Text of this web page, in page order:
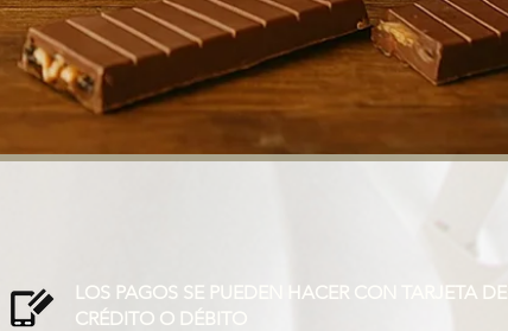
LOS PAGOS SE PUEDEN HACER CON TARJETA DE
CRÉDITO O DÉBITO